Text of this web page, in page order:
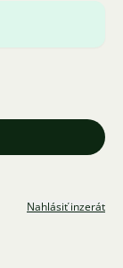
Nahlásiť inzerát